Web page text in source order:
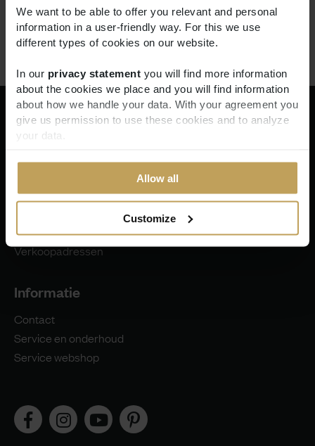
We want to be able to offer you relevant and personal
information in a user-friendly way. For this we use
different types of cookies on our website.
In our privacy statement you will find more information
about the cookies we place and you will find information
about how we handle your data. With your agreement you
give us permission to use these cookies and to analyze
your data.
Allow all
Customize
Outlet
Favorieten
Leolux
Website
Verkoopadressen
Informatie
Contact
Service en onderhoud
Service webshop